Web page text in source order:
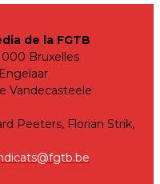
de la FGTB
Bruxelles
Vandecasteele
Peeters, Florian Strik,